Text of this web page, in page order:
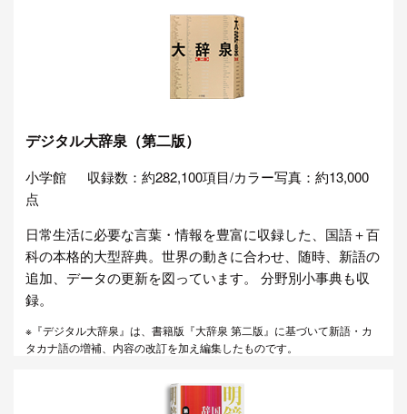
デジタル大辞泉（第二版）
小学館
収録数：約282,100項目/カラー写真：約13,000
点
日常生活に必要な言葉・情報を豊富に収録した、国語＋百
科の本格的大型辞典。世界の動きに合わせ、随時、新語の
追加、データの更新を図っています。 分野別小事典も収
録。
※『デジタル大辞泉』は、書籍版『大辞泉 第二版』に基づいて新語・カ
タカナ語の増補、内容の改訂を加え編集したものです。